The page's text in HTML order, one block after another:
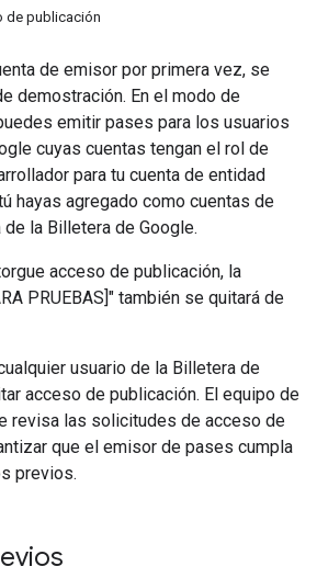
de publicación
de emisor por primera vez, se
demostración. En el modo de
emitir pases para los usuarios
cuyas cuentas tengan el rol de
para tu cuenta de entidad
hayas agregado como cuentas de
la Billetera de Google.
acceso de publicación, la
PRUEBAS]" también se quitará de
usuario de la Billetera de
acceso de publicación. El equipo de
revisa las solicitudes de acceso de
que el emisor de pases cumpla
previos.